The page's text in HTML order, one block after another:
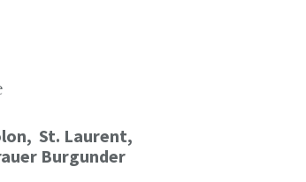
St. Laurent,
Burgunder